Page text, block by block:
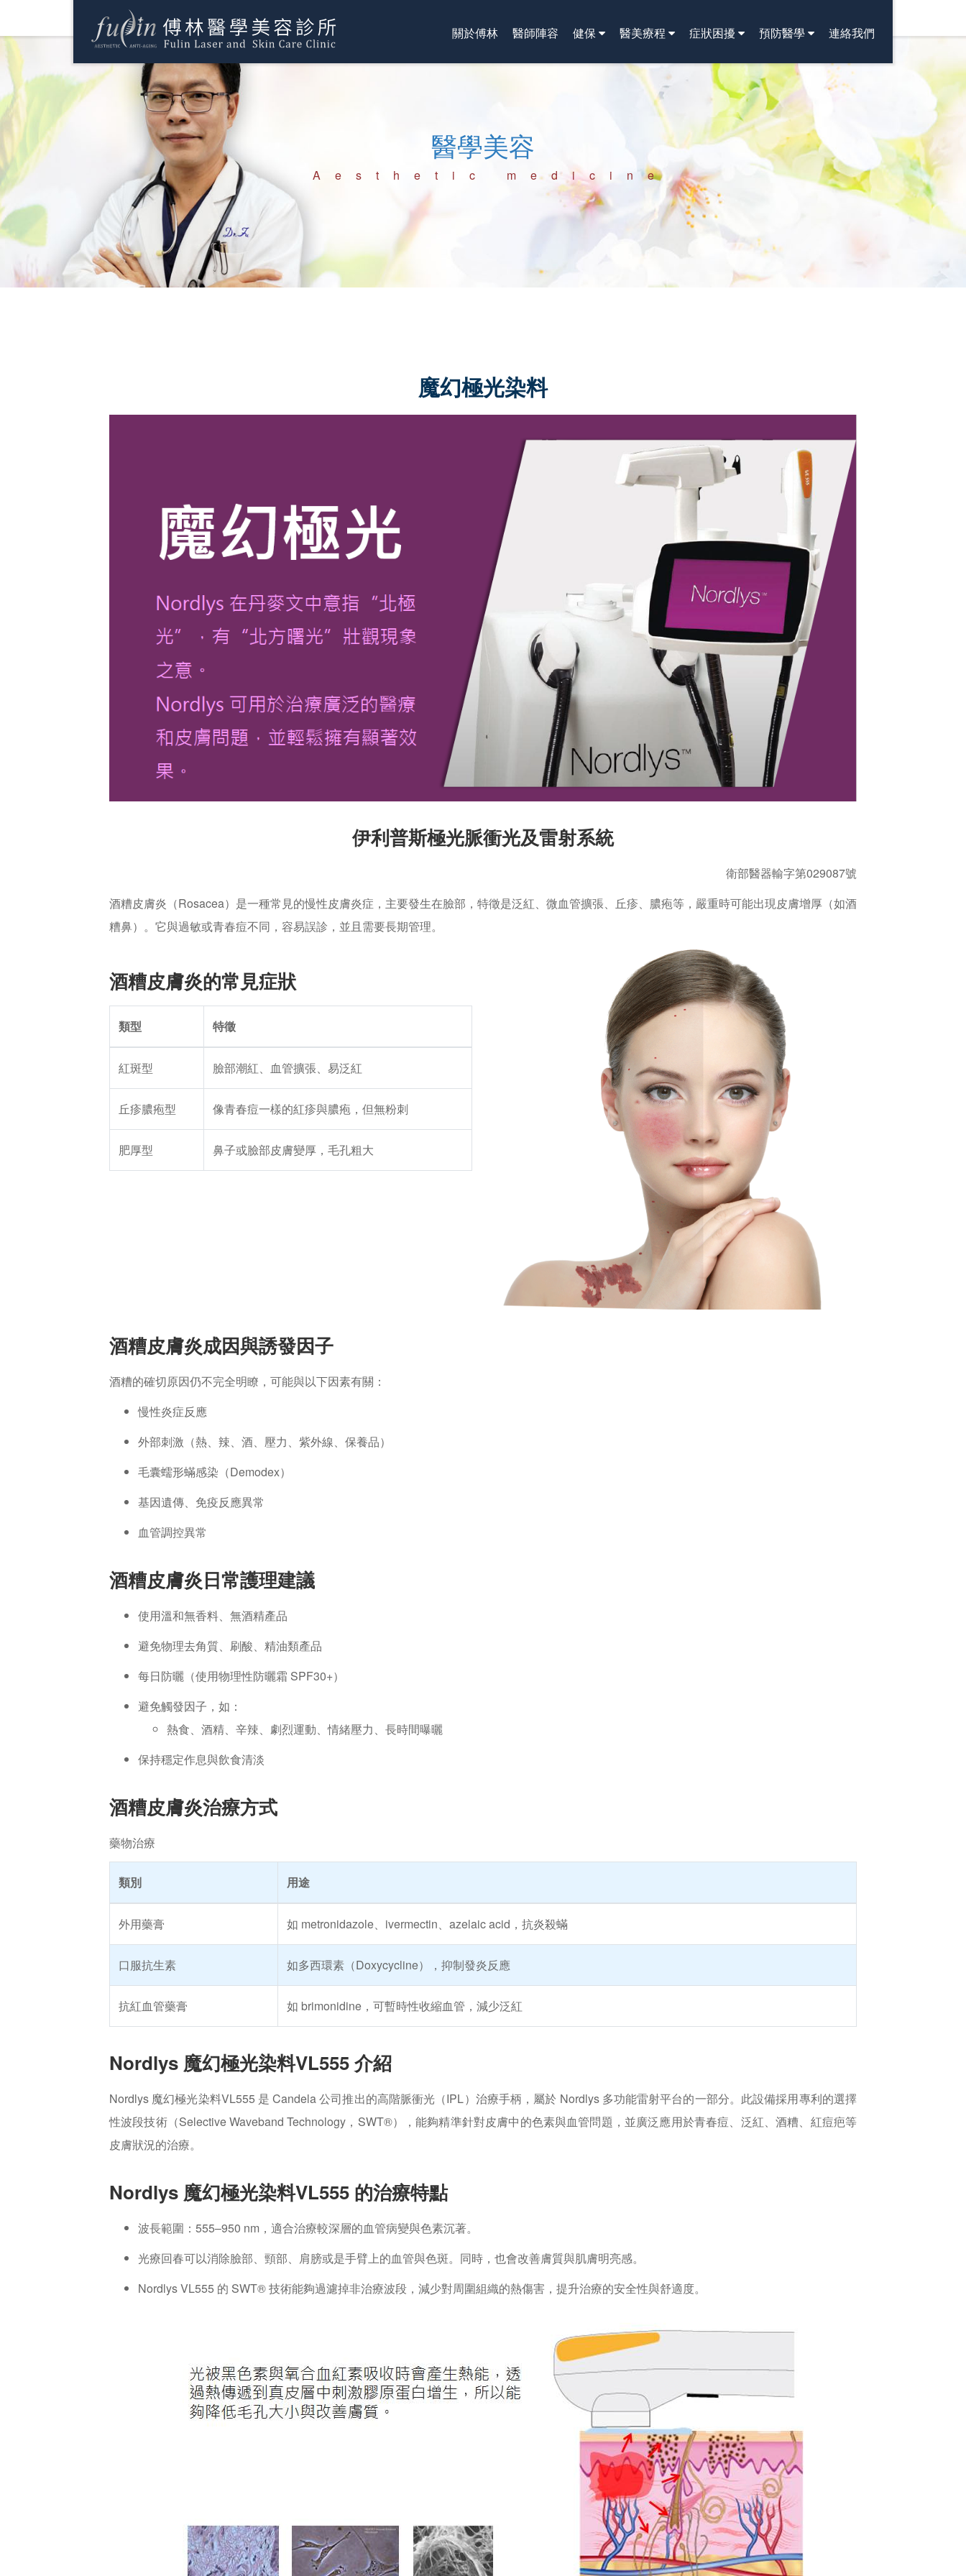
關於傅林 醫師陣容 健保 醫美療程 症狀困擾 預防醫學 連絡我們
醫學美容
Aesthetic medicine
魔幻極光染料
伊利普斯極光脈衝光及雷射系統
衛部醫器輸字第029087號
酒糟皮膚炎（Rosacea）是一種常見的慢性皮膚炎症，主要發生在臉部，特徵是泛紅、微血管擴張、丘疹、膿疱等，嚴重時可能出現皮膚增厚（如酒
糟鼻）。它與過敏或青春痘不同，容易誤診，並且需要長期管理。
酒糟皮膚炎的常見症狀
類型 特徵
紅斑型 臉部潮紅、血管擴張、易泛紅
丘疹膿疱型 像青春痘一樣的紅疹與膿疱，但無粉刺
肥厚型 鼻子或臉部皮膚變厚，毛孔粗大
酒糟皮膚炎成因與誘發因子
酒糟的確切原因仍不完全明瞭，可能與以下因素有關：
慢性炎症反應
外部刺激（熱、辣、酒、壓力、紫外線、保養品）
毛囊蠕形蟎感染（Demodex）
基因遺傳、免疫反應異常
血管調控異常
酒糟皮膚炎日常護理建議
使用溫和無香料、無酒精產品
避免物理去角質、刷酸、精油類產品
每日防曬（使用物理性防曬霜 SPF30+）
避免觸發因子，如：
熱食、酒精、辛辣、劇烈運動、情緒壓力、長時間曝曬
保持穩定作息與飲食清淡
酒糟皮膚炎治療方式
藥物治療
類別 用途
外用藥膏 如 metronidazole、ivermectin、azelaic acid，抗炎殺蟎
口服抗生素 如多西環素（Doxycycline），抑制發炎反應
抗紅血管藥膏 如 brimonidine，可暫時性收縮血管，減少泛紅
Nordlys 魔幻極光染料VL555 介紹
Nordlys 魔幻極光染料VL555 是 Candela 公司推出的高階脈衝光（IPL）治療手柄，屬於 Nordlys 多功能雷射平台的一部分。此設備採用專利的選擇
性波段技術（Selective Waveband Technology，SWT®），能夠精準針對皮膚中的色素與血管問題，並廣泛應用於青春痘、泛紅、酒糟、紅痘疤等
皮膚狀況的治療。
Nordlys 魔幻極光染料VL555 的治療特點
波長範圍：555–950 nm，適合治療較深層的血管病變與色素沉著。
光療回春可以消除臉部、頸部、肩膀或是手臂上的血管與色斑。同時，也會改善膚質與肌膚明亮感。
Nordlys VL555 的 SWT® 技術能夠過濾掉非治療波段，減少對周圍組織的熱傷害，提升治療的安全性與舒適度。